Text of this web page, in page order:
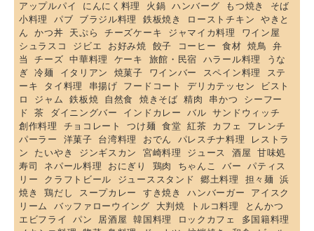
アップルパイ
にんにく料理 火鍋 ハンバーグ もつ焼き
そば
小料理
パブ ブラジル料理 鉄板焼き ローストチキン
やきと
ん
かつ丼 天ぷら チーズケーキ ジャマイカ料理
ワイン屋
シュラスコ
ジビエ お好み焼 餃子 コーヒー 食材 焼鳥
弁
当
チーズ 中華料理 ケーキ 旅館・民宿 ハラール料理
うな
ぎ
冷麺 イタリアン 焼菓子 ワインバー スペイン料理
ステ
ーキ
タイ料理 串揚げ フードコート デリカテッセン
ビスト
ロ
ジャム 鉄板焼 自然食 焼きそば 精肉 串かつ
シーフー
ド
茶 ダイニングバー インドカレー バル
サンドウィッチ
創作料理
チョコレート つけ麺 食堂 紅茶 カフェ
フレンチ
パーラー
洋菓子 台湾料理 おでん パレスチナ料理
レストラ
ン
たいやき ジンギスカン 宮崎料理 ジュース 酒屋
甘味処
寿司
ネパール料理 おにぎり 鶏肉 ちゃんこ バー
パティス
リー
クラフトビール ジューススタンド 郷土料理 担々麺
浜
焼き
鶏だし スープカレー すき焼き ハンバーガー
アイスク
リーム
バッファローウイング 大判焼 トルコ料理
とんかつ
エビフライ
パン 居酒屋 韓国料理 ロックカフェ
多国籍料理